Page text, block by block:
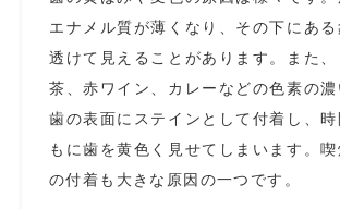
エナメル質が薄くなり、その下にあ
透けて見えることがあります。また
茶、赤ワイン、カレーなどの色素の濃
歯の表面にステインとして付着し、時
もに歯を黄色く見せてしまいます。
の付着も大きな原因の一つです。